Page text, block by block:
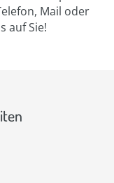
Mail oder
auf Sie!